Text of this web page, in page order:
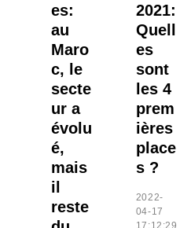
es:
au
Maro
c, le
secte
ur a
évolu
é,
mais
il
reste
2021:
Quell
es
sont
les 4
prem
ières
place
s ?
2022-
04-17
17:12:29